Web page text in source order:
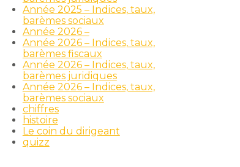
Année 2025 – Indices, taux,
barèmes sociaux
Année 2026 –
Année 2026 – Indices, taux,
barèmes fiscaux
Année 2026 – Indices, taux,
barèmes juridiques
Année 2026 – Indices, taux,
barèmes sociaux
chiffres
histoire
Le coin du dirigeant
quizz